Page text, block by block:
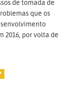
de tomada de
que os
2016, por volta de